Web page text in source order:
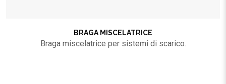
BRAGA MISCELATRICE
Braga miscelatrice per sistemi di scarico.